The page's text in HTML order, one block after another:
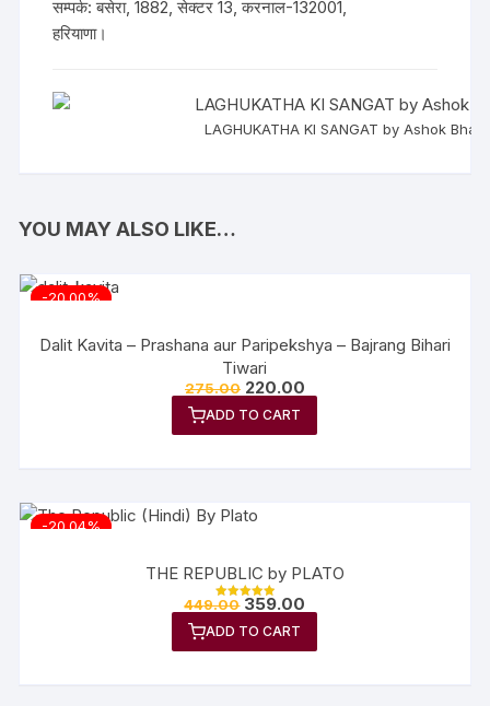
सम्पर्क: बसेरा, 1882, सेक्टर 13, करनाल-132001,
हरियाणा।
LAGHUKATHA KI SANGAT by Ashok
YOU MAY ALSO LIKE…
-20.00%
Dalit Kavita – Prashana aur Paripekshya – Bajrang Bihari
Tiwari
275.00 220.00
ADD TO CART
-20.04%
THE REPUBLIC by PLATO
Rated
out of 5
449.00 359.00
ADD TO CART